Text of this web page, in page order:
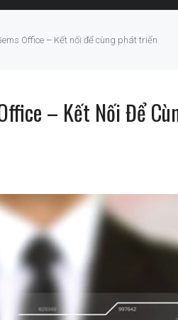
Office – Kết nối để cùng phát triển
– Kết Nối Để